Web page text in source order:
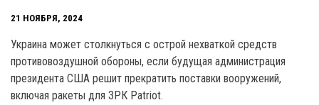
21 НОЯБРЯ, 2024
Украина может столкнуться с острой нехваткой средств
противовоздушной обороны, если будущая администрация
президента США решит прекратить поставки вооружений,
включая ракеты для ЗРК Patriot.